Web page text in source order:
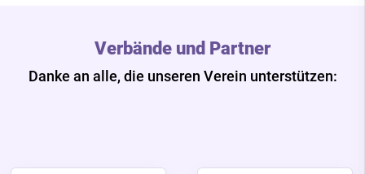
Verbände und Partner
Danke an alle, die unseren Verein unterstützen: